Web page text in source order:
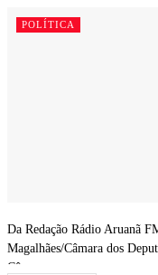
POLÍTICA
Da Redação Rádio Aruanã
Magalhães/Câmara dos
Câmara...